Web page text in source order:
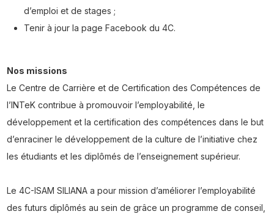
d’emploi et de stages ;
Tenir à jour la page Facebook du 4C.
Nos missions
Le Centre de Carrière et de Certification des Compétences de
l’INTeK contribue à promouvoir l’employabilité, le
développement et la certification des compétences dans le but
d’enraciner le développement de la culture de l’initiative chez
les étudiants et les diplômés de l’enseignement supérieur.
Le 4C-ISAM SILIANA a pour mission d’améliorer l’employabilité
des futurs diplômés au sein de grâce un programme de conseil,